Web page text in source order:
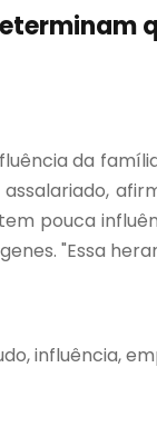
da
pouca
"Essa
influência,